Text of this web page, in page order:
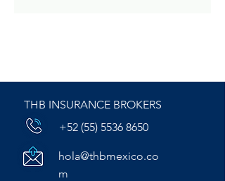
THB INSURANCE BROKERS
+52 (55) 5536 8650
hola@thbmexico.co
m